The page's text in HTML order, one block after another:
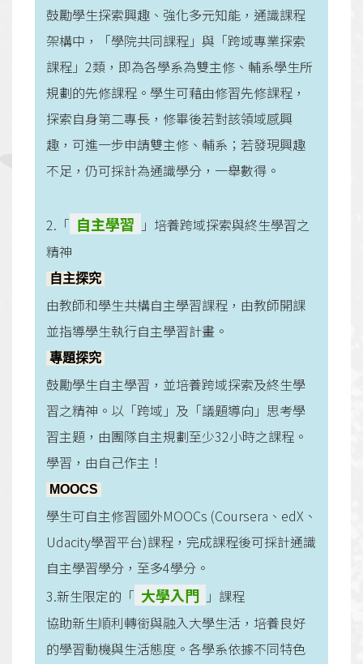
鼓勵學生探索興趣、強化多元知能，通識課程
架構中，「學院共同課程」與「跨域專業探索
課程」2類，即為各學系為雙主修、輔系學生所
規劃的先修課程。學生可藉由修習先修課程，
探索自身第二專長，修畢後若對該領域感興
趣，可進一步申請雙主修、輔系；若發現興趣
不足，仍可採計為通識學分，一舉數得。
2.「 自主學習 」培養跨域探索與終生學習之
精神
自主探究
由教師和學生共構自主學習課程，由教師開課
並指導學生執行自主學習計畫。
專題探究
鼓勵學生自主學習，並培養跨域探索及終生學
習之精神。以「跨域」及「議題導向」思考學
習主題，由團隊自主規劃至少32小時之課程。
學習，由自己作主！
MOOCS
學生可自主修習國外MOOCs (Coursera、edX、
Udacity學習平台)課程，完成課程後可採計通識
自主學習學分，至多4學分。
3.新生限定的「 大學入門 」課程
協助新生順利轉銜與融入大學生活，培養良好
的學習動機與生活態度。各學系依據不同特色